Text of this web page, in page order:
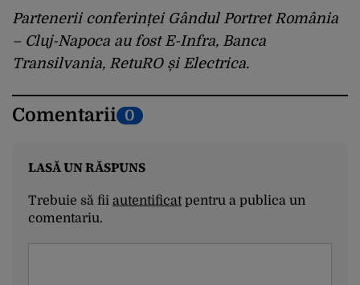
Partenerii conferinței Gândul Portret România
– Cluj-Napoca au fost E-Infra, Banca
Transilvania, RetuRO și Electrica.
Comentarii 0
LASĂ UN RĂSPUNS
Trebuie să fii autentificatpentru a publica un
comentariu.